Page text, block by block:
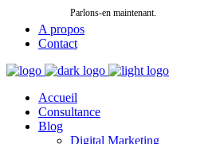
Parlons-en maintenant.
A propos
Contact
Accueil
Consultance
Blog
Digital Marketing